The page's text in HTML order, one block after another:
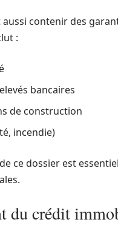
contenir des
:
bancaires
de construction
incendie)
ce dossier est
du crédit